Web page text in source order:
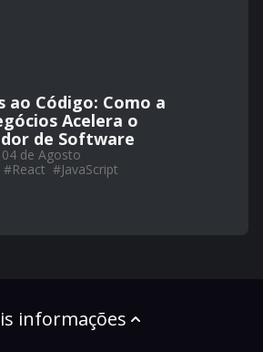
ao Código: Como a
Acelera o
de Software
de Agosto
#React #JavaScript
informações